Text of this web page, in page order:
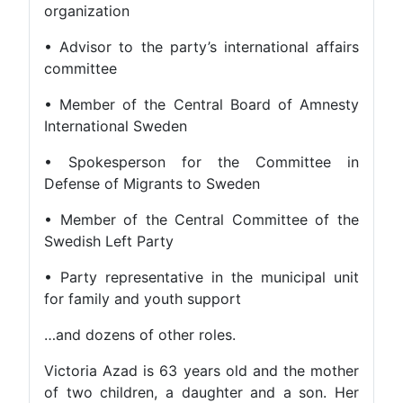
organization
• Advisor to the party’s international affairs
committee
• Member of the Central Board of Amnesty
International Sweden
• Spokesperson for the Committee in
Defense of Migrants to Sweden
• Member of the Central Committee of the
Swedish Left Party
• Party representative in the municipal unit
for family and youth support
…and dozens of other roles.
Victoria Azad is 63 years old and the mother
of two children, a daughter and a son. Her